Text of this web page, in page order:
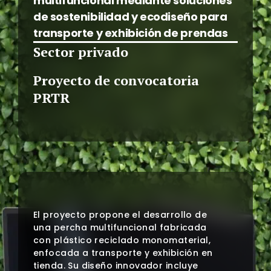
de sostenibilidad y ecodiseño para
transporte y exhibición de prendas
Sector privado
Proyecto de convocatoria
PRTR
El proyecto propone el desarrollo de
una percha multifuncional fabricada
con plástico reciclado monomaterial,
enfocada a transporte y exhibición en
tienda. Su diseño innovador incluye